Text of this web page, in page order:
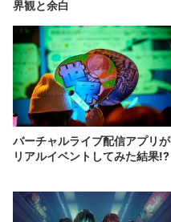
界観と余白
バーチャルライブ配信アプリが
リアルイベントしてみた結果!?